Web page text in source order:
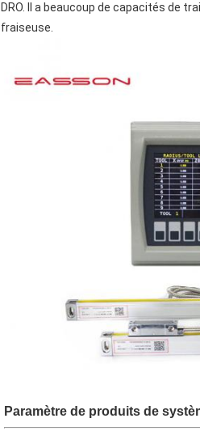
DRO. Il a beaucoup de capacités de
fraiseuse.
Paramètre de produits de